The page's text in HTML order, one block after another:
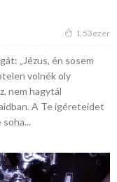
1.53ezer
„Jézus, én sosem
volnék oly
nem hagytál
A Te ígéreteidet